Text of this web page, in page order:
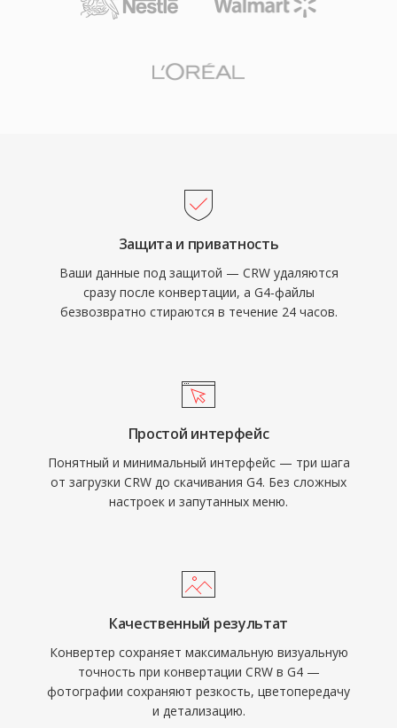
Защита и приватность
Ваши данные под защитой — CRW удаляются
сразу после конвертации, а G4-файлы
безвозвратно стираются в течение 24 часов.
Простой интерфейс
Понятный и минимальный интерфейс — три шага
от загрузки CRW до скачивания G4. Без сложных
настроек и запутанных меню.
Качественный результат
Конвертер сохраняет максимальную визуальную
точность при конвертации CRW в G4 —
фотографии сохраняют резкость, цветопередачу
и детализацию.